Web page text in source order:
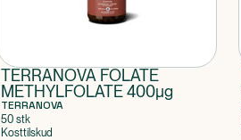
TERRANOVA FOLATE
METHYLFOLATE 400µg
TERRANOVA
50 stk
Kosttilskud